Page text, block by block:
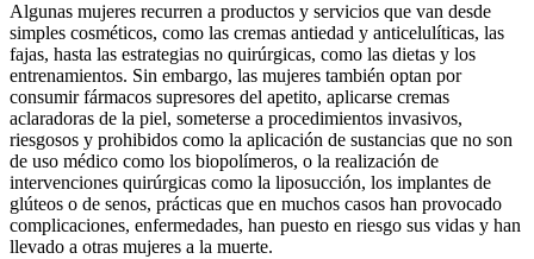
Algunas mujeres recurren a productos y servicios que van desde
simples cosméticos, como las cremas antiedad y anticelulíticas, las
fajas, hasta las estrategias no quirúrgicas, como las dietas y los
entrenamientos. Sin embargo, las mujeres también optan por
consumir fármacos supresores del apetito, aplicarse cremas
aclaradoras de la piel, someterse a procedimientos invasivos,
riesgosos y prohibidos como la aplicación de sustancias que no son
de uso médico como los biopolímeros, o la realización de
intervenciones quirúrgicas como la liposucción, los implantes de
glúteos o de senos, prácticas que en muchos casos han provocado
complicaciones, enfermedades, han puesto en riesgo sus vidas y han
llevado a otras mujeres a la muerte.